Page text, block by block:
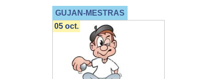
GUJAN-MESTRAS
05 oct.